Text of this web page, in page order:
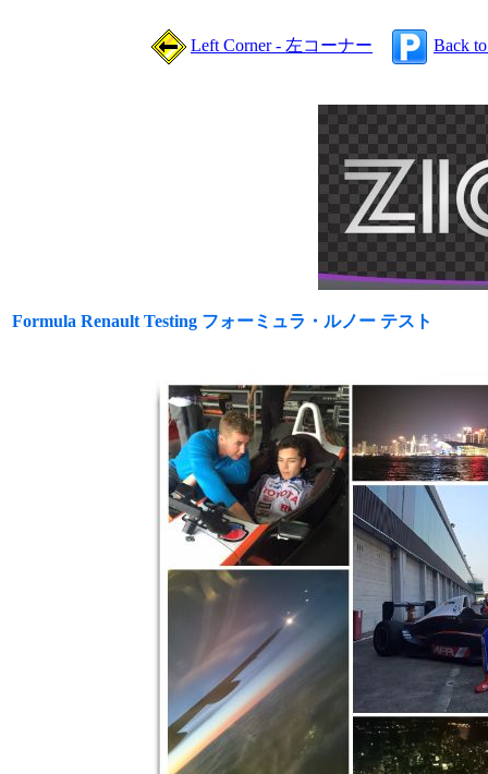
Left Corner - 左コーナー Back
Formula Renault Testing フォーミュラ・ルノー テスト